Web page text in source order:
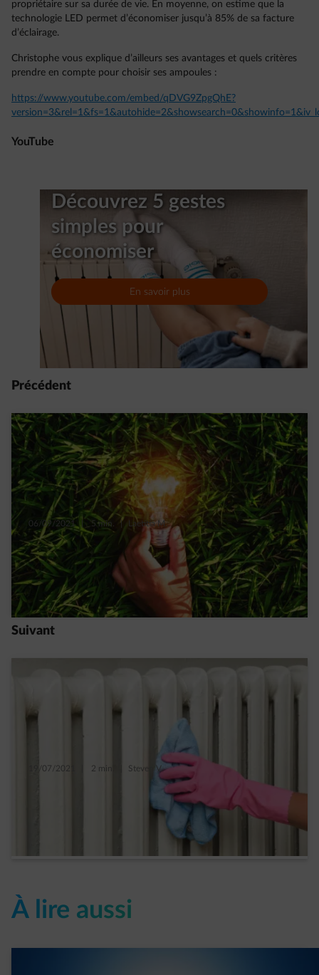
propriétaire sur sa durée de vie. En moyenne, on estime que la
technologie LED permet d’économiser jusqu’à 85% de sa facture
d’éclairage.
Christophe vous explique d’ailleurs ses avantages et quels critères
prendre en compte pour choisir ses ampoules :
https://www.youtube.com/embed/qDVG9ZpgQhE?
YouTube
Découvrez 5 gestes
simples pour
économiser
En savoir plus
Précédent
06/09/2021 5 min. | Laetitia M.
6 astuces inattendues pour consommer
moins d’électricité
Read more
Suivant
19/07/2021 2 min. Steven V.
Enlever la poussière des radiateurs en 3
À lire aussi